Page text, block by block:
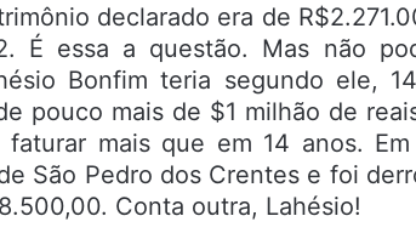
declarado era de
É essa a questão. Mas não
Bonfim teria segundo ele,
pouco mais de $1 milhão de
mais que em 14 anos. Em
São Pedro dos Crentes e foi
Conta outra, Lahésio!